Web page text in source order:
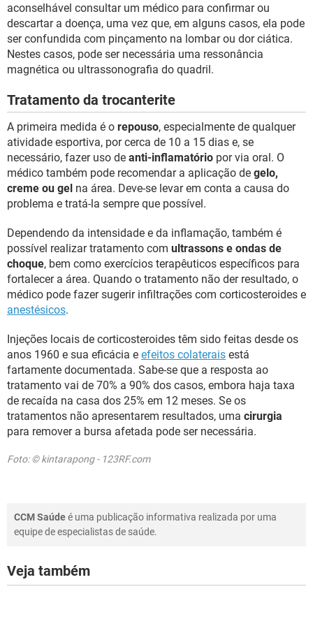
aconselhável consultar um médico para confirmar ou
descartar a doença, uma vez que, em alguns casos, ela pode
ser confundida com pinçamento na lombar ou dor ciática.
Nestes casos, pode ser necessária uma ressonância
magnética ou ultrassonografia do quadril.
Tratamento da trocanterite
A primeira medida é o repouso, especialmente de qualquer
atividade esportiva, por cerca de 10 a 15 dias e, se
necessário, fazer uso de anti-inflamatório por via oral. O
médico também pode recomendar a aplicação de gelo,
creme ou gel na área. Deve-se levar em conta a causa do
problema e tratá-la sempre que possível.
Dependendo da intensidade e da inflamação, também é
possível realizar tratamento com ultrassons e ondas de
choque, bem como exercícios terapêuticos específicos para
fortalecer a área. Quando o tratamento não der resultado, o
médico pode fazer sugerir infiltrações com corticosteroides e
anestésicos.
Injeções locais de corticosteroides têm sido feitas desde os
anos 1960 e sua eficácia e efeitos colaterais está
fartamente documentada. Sabe-se que a resposta ao
tratamento vai de 70% a 90% dos casos, embora haja taxa
de recaída na casa dos 25% em 12 meses. Se os
tratamentos não apresentarem resultados, uma cirurgia
para remover a bursa afetada pode ser necessária.
Foto: © kintarapong - 123RF.com
CCM Saúdeé uma publicação informativa realizada por uma
equipe de especialistas de saúde.
Veja também